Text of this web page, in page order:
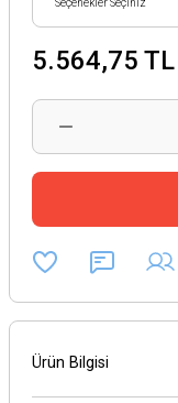
5.564,75 TL
Ürün Bilgisi